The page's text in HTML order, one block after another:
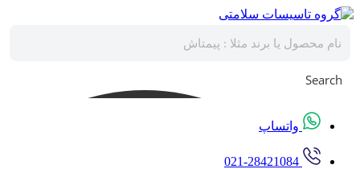
پرش
محتوا
Search
واتساپ
021-28421084